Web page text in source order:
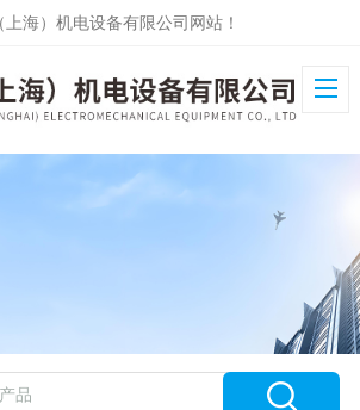
海）机电设备有限公司网站！